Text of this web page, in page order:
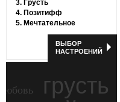
3. Грусть
4. Позитифф
5. Мечтательное
ВЫБОР
НАСТРОЕНИЙ
грусть